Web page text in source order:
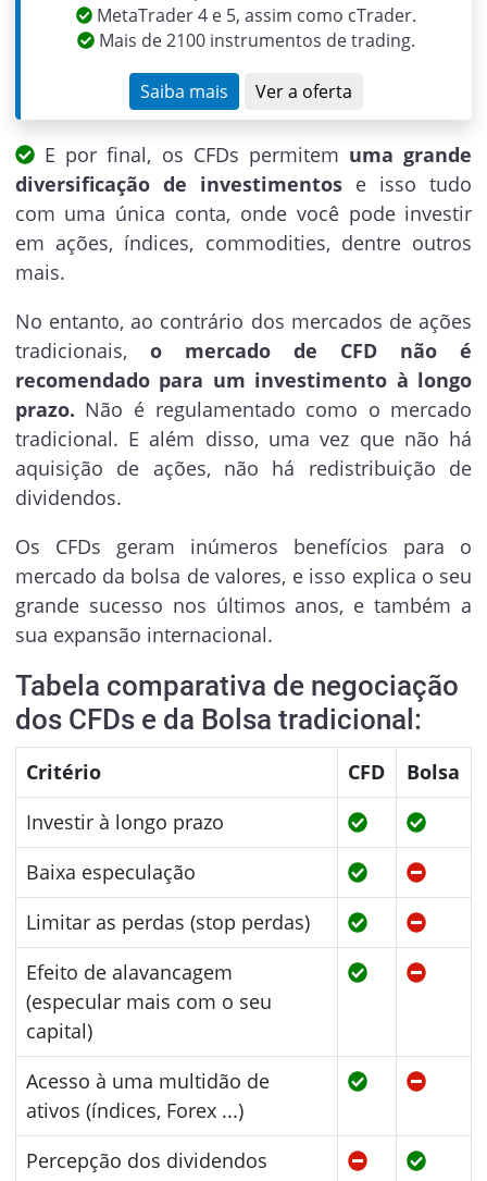
MetaTrader 4 e 5, assim como cTrader.
Mais de 2100 instrumentos de trading.
Saiba mais Ver a oferta
E por final, os CFDs permitem uma grande
diversificação de investimentose isso tudo
com uma única conta, onde você pode investir
em ações, índices, commodities, dentre outros
mais.
No entanto, ao contrário dos mercados de ações
tradicionais, o mercado de CFD não é
recomendado para um investimento à longo
prazo. Não é regulamentado como o mercado
tradicional. E além disso, uma vez que não há
aquisição de ações, não há redistribuição de
dividendos.
Os CFDs geram inúmeros benefícios para o
mercado da bolsa de valores, e isso explica o seu
grande sucesso nos últimos anos, e também a
sua expansão internacional.
Tabela comparativa de negociação
dos CFDs e da Bolsa tradicional:
Critério CFD
Bolsa
Investir à longo prazo
Baixa especulação
Limitar as perdas (stop perdas)
Efeito de alavancagem
(especular mais com o seu
capital)
Acesso à uma multidão de
ativos (índices, Forex ...)
Percepção dos dividendos